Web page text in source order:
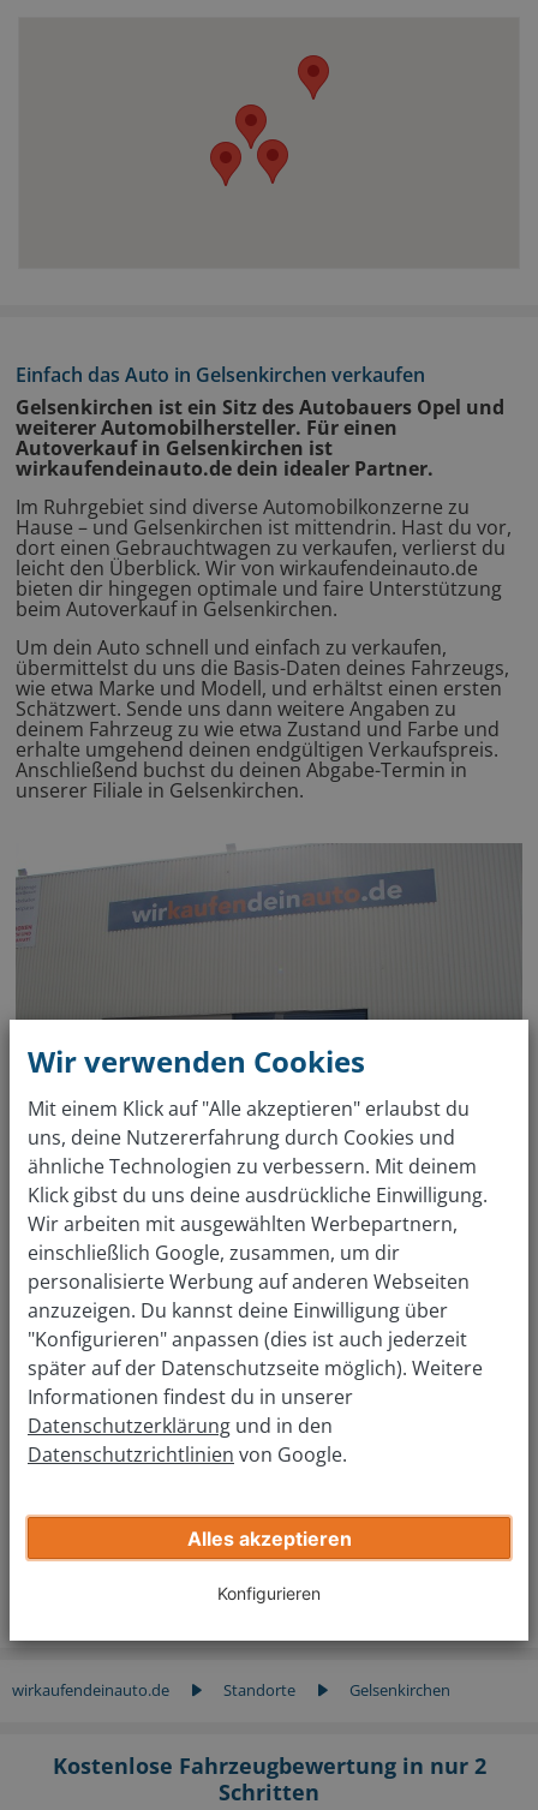
Einfach das Auto in Gelsenkirchen verkaufen
Gelsenkirchen ist ein Sitz des Autobauers Opel und
weiterer Automobilhersteller. Für einen
Autoverkauf in Gelsenkirchen ist
wirkaufendeinauto.de dein idealer Partner.
Im Ruhrgebiet sind diverse Automobilkonzerne zu
Hause – und Gelsenkirchen ist mittendrin. Hast du vor,
dort einen Gebrauchtwagen zu verkaufen, verlierst du
leicht den Überblick. Wir von wirkaufendeinauto.de
bieten dir hingegen optimale und faire Unterstützung
beim Autoverkauf in Gelsenkirchen.
Um dein Auto schnell und einfach zu verkaufen,
übermittelst du uns die Basis-Daten deines Fahrzeugs,
wie etwa Marke und Modell, und erhältst einen ersten
Schätzwert. Sende uns dann weitere Angaben zu
deinem Fahrzeug zu wie etwa Zustand und Farbe und
erhalte umgehend deinen endgültigen Verkaufspreis.
Anschließend buchst du deinen Abgabe-Termin in
unserer Filiale in Gelsenkirchen.
Bequem und sicher das Auto in
Gelsenkirchen verkaufen
In einer Großstadt wie Gelsenkirchen stellt sich die
Suche nach einem geeigneten Gebrauchtwagenkäufer
oft schwierig dar und ist eine große Herausforderung.
Planst du, deinen gebrauchten Wagen zu verkaufen,
bieten wir dir dafür eine ideale und unkomplizierte
Möglichkeit. Komm für deinen Abgabe-Termin in
Gelsenkirchen in unsere Filiale.
abschließend, ob du unseren Verkaufspreis annehmen
und dein Auto sofort verkaufen möchtest. Um die
Formalitäten kümmern selbstverständlich wir uns.
Probiere es gleich aus und teste unseren Service!
wirkaufendeinauto.de Standorte Gelsenkirchen
Kostenlose Fahrzeugbewertung in nur 2
Schritten
Wir verwenden Cookies
Mit einem Klick auf "Alle akzeptieren" erlaubst du
uns, deine Nutzererfahrung durch Cookies und
ähnliche Technologien zu verbessern. Mit deinem
Klick gibst du uns deine ausdrückliche Einwilligung.
Wir arbeiten mit ausgewählten Werbepartnern,
einschließlich Google, zusammen, um dir
personalisierte Werbung auf anderen Webseiten
anzuzeigen. Du kannst deine Einwilligung über
"Konfigurieren" anpassen (dies ist auch jederzeit
später auf der Datenschutzseite möglich). Weitere
Informationen findest du in unserer
Datenschutzerklärung und in den
Datenschutzrichtlinien von Google.
Alles akzeptieren
Konfigurieren